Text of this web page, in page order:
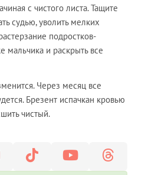
с чистого листа. Тащите
судью, уволить мелких
подростков-
мальчика и раскрыть все
Через месяц все
Брезент испачкан кровью
чистый.